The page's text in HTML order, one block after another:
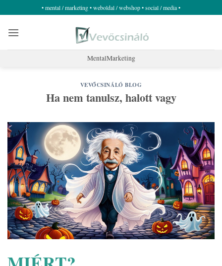
to
content
• mental / marketing • weboldal / webshop • social / media •
MentalMarketing
VEVŐCSINÁLÓ BLOG
Ha nem tanulsz, halott vagy